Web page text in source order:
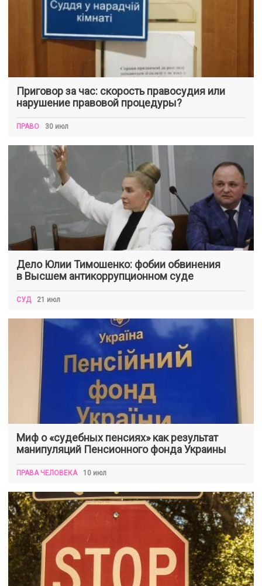
Приговор за час: скорость правосудия или
нарушение правовой процедуры?
ПРАВО 30 июл
Дело Юлии Тимошенко: фобии обвинения
в Высшем антикоррупционном суде
СУД 21 июл
Миф о «судебных пенсиях» как результат
манипуляций Пенсионного фонда Украины
ПРАВА ЧЕЛОВЕКА 10 июл